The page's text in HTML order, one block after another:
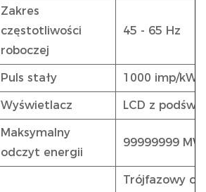
Zakres
częstotliwości
roboczej
45 - 65 Hz
Puls stały 1000 imp/kWh
Wyświetlacz LCD z
Maksymalny
odczyt energii
99999999
Trójfazowy